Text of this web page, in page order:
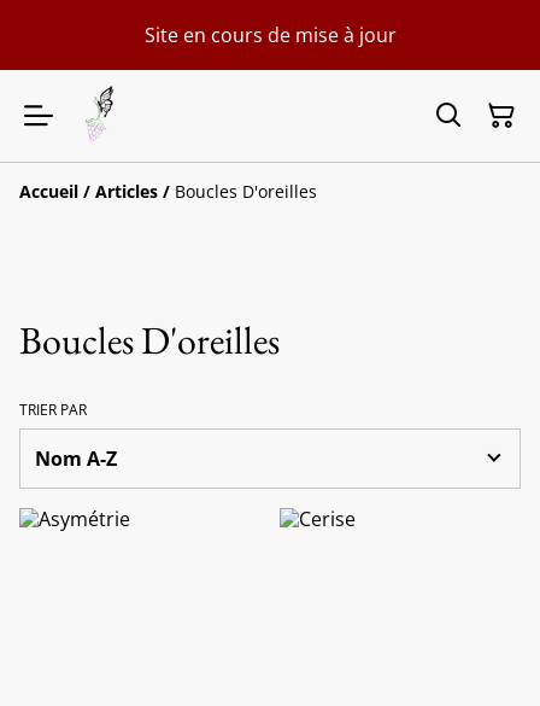
Site en cours de mise à jour
Accueil / Articles / Boucles D'oreilles
Boucles D'oreilles
TRIER PAR